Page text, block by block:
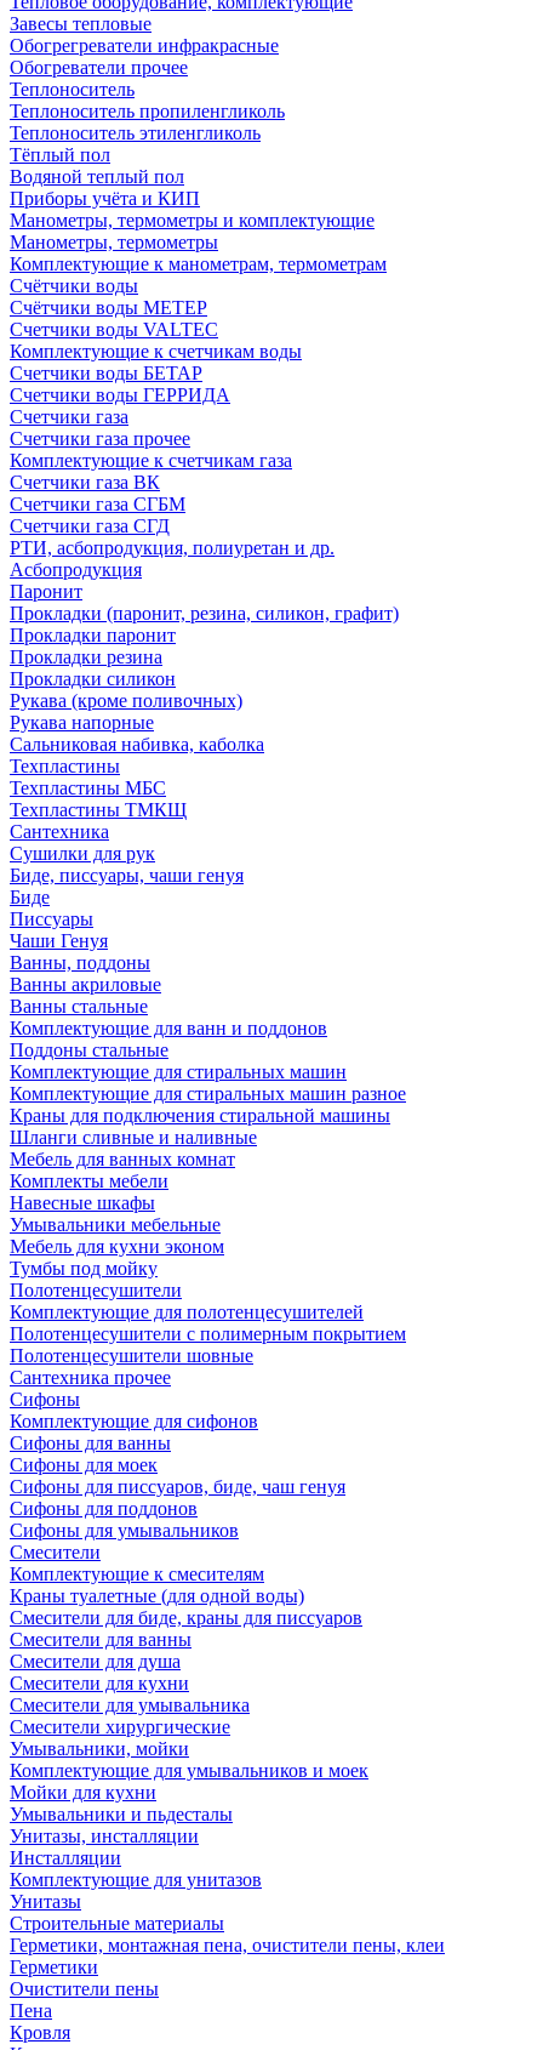
Завесы тепловые
Обогрегреватели инфракрасные
Обогреватели прочее
Теплоноситель
Теплоноситель пропиленгликоль
Теплоноситель этиленгликоль
Тёплый пол
Водяной теплый пол
Приборы учёта и КИП
Манометры, термометры и комплектующие
Манометры, термометры
Комплектующие к манометрам, термометрам
Счётчики воды
Счётчики воды МЕТЕР
Счетчики воды VALTEC
Комплектующие к счетчикам воды
Счетчики воды БЕТАР
Счетчики воды ГЕРРИДА
Счетчики газа
Счетчики газа прочее
Комплектующие к счетчикам газа
Счетчики газа ВК
Счетчики газа СГБМ
Счетчики газа СГД
РТИ, асбопродукция, полиуретан и др.
Асбопродукция
Паронит
Прокладки (паронит, резина, силикон, графит)
Прокладки паронит
Прокладки резина
Прокладки силикон
Рукава (кроме поливочных)
Рукава напорные
Сальниковая набивка, каболка
Техпластины
Техпластины МБС
Техпластины ТМКЩ
Сантехника
Сушилки для рук
Биде, писсуары, чаши генуя
Биде
Писсуары
Чаши Генуя
Ванны, поддоны
Ванны акриловые
Ванны стальные
Комплектующие для ванн и поддонов
Поддоны стальные
Комплектующие для стиральных машин
Комплектующие для стиральных машин разное
Краны для подключения стиральной машины
Шланги сливные и наливные
Мебель для ванных комнат
Комплекты мебели
Навесные шкафы
Умывальники мебельные
Мебель для кухни эконом
Тумбы под мойку
Полотенцесушители
Комплектующие для полотенцесушителей
Полотенцесушители с полимерным покрытием
Полотенцесушители шовные
Сантехника прочее
Сифоны
Комплектующие для сифонов
Сифоны для ванны
Сифоны для моек
Сифоны для писсуаров, биде, чаш генуя
Сифоны для поддонов
Сифоны для умывальников
Смесители
Комплектующие к смесителям
Краны туалетные (для одной воды)
Смесители для биде, краны для писсуаров
Смесители для ванны
Смесители для душа
Смесители для кухни
Смесители для умывальника
Смесители хирургические
Умывальники, мойки
Комплектующие для умывальников и моек
Мойки для кухни
Умывальники и пьдесталы
Унитазы, инсталляции
Инсталляции
Комплектующие для унитазов
Унитазы
Строительные материалы
Герметики, монтажная пена, очистители пены, клеи
Герметики
Очистители пены
Пена
Кровля